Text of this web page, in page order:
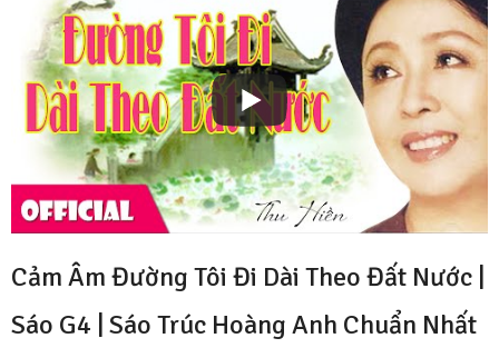
Cảm Âm Đường Tôi Đi Dài Theo Đất Nước |
Sáo G4 | Sáo Trúc Hoàng Anh Chuẩn Nhất